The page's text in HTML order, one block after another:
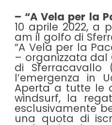
– “A Vela per la
10 aprile 2022, a
am il golfo di
“A Vela per la
– organizzata dal
di Sferracavallo
l’emergenza in
Aperta a tutte le
windsurf, la
esclusivamente
una quota di